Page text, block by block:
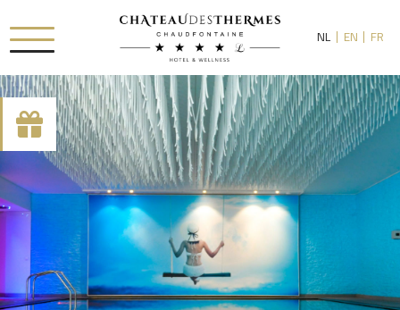
[availability_search category_dropdown="true"
category_include="sejour, chambre"]
RUE HAUSTER 9, B-4050 CHAUDFONTAINE
+32(0)4 367 80 67
INFO[AT]CHATEAUDESTHERMES.BE
ONTDEK ONZE PROMOTIES DOORHIERTE KLIKKEN
NL EN FR